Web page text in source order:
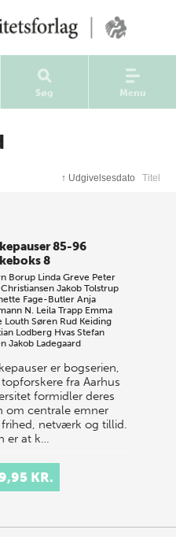
Søg Menu
↑ Udgivelsesdato Titel
85-96
8
Borup Linda Greve Peter
Jakob Tolstrup
Fage-Butler Anja
N. Leila Trapp Emma
Louth Søren Rud Keiding
Lodberg Hvas Stefan
Jakob Ladegaard
er bogserien,
fra Aarhus
formidler deres
om centrale emner
netværk og tillid.
er at k…
KR.